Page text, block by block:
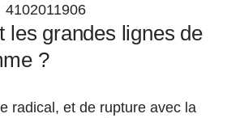
4102011906
les grandes lignes de
?
radical, et de rupture avec la